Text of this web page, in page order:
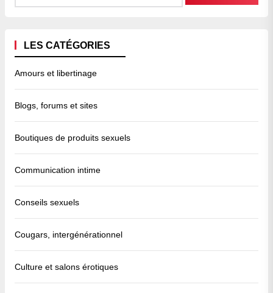
LES CATÉGORIES
Amours et libertinage
Blogs, forums et sites
Boutiques de produits sexuels
Communication intime
Conseils sexuels
Cougars, intergénérationnel
Culture et salons érotiques